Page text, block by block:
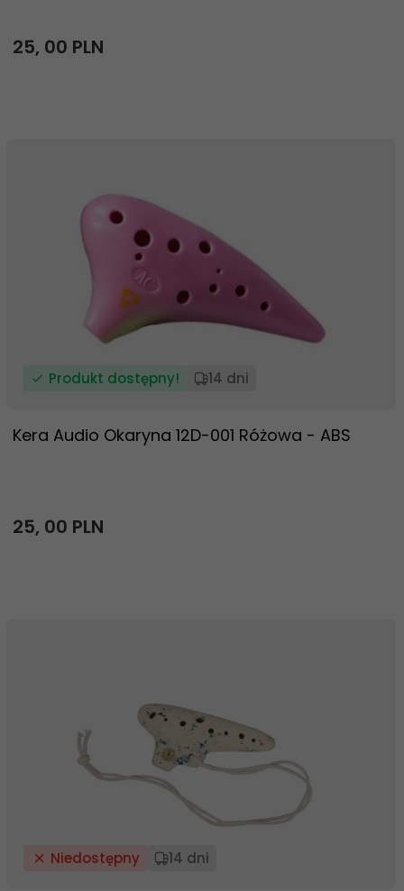
25, 00 PLN
Produkt dostępny! 14 dni
Kera Audio Okaryna 12D-001 Różowa - ABS
25, 00 PLN
Niedostępny 14 dni